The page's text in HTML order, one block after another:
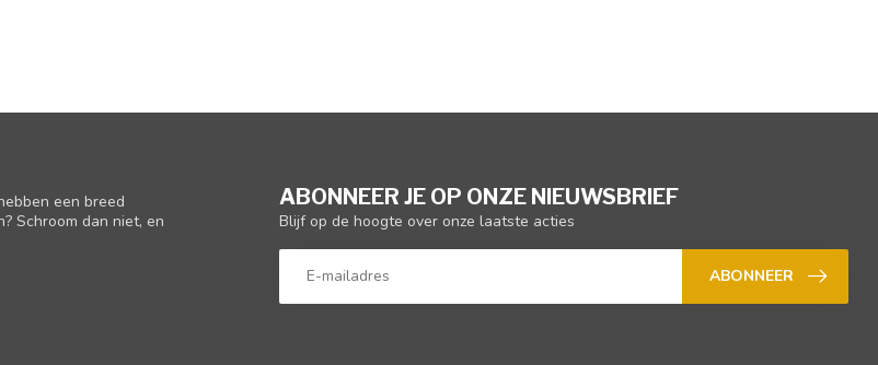
een breed
Schroom dan niet, en
ABONNEER JE OP ONZE NIEUWSBRIEF
Blijf op de hoogte over onze laatste acties
ABONNEER